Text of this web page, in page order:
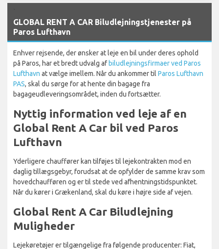
GLOBAL RENT A CAR Biludlejningstjenester på
Paros Lufthavn
Enhver rejsende, der ønsker at leje en bil under deres ophold
på Paros, har et bredt udvalg afbiludlejningsfirmaer ved Paros
Lufthavn at vælge imellem. Når du ankommer til Paros Lufthavn
PAS, skal du sørge for at hente din bagage fra
bagageudleveringsområdet, inden du fortsætter.
Nyttig information ved leje af en
Global Rent A Car bil ved Paros
Lufthavn
Yderligere chauffører kan tilføjes til lejekontrakten mod en
daglig tillægsgebyr, forudsat at de opfylder de samme krav som
hovedchaufføren og er til stede ved afhentningstidspunktet.
Når du kører i Grækenland, skal du køre i højre side af vejen.
Global Rent A Car Biludlejning
Muligheder
Lejekøretøjer er tilgængelige fra følgende producenter: Fiat,